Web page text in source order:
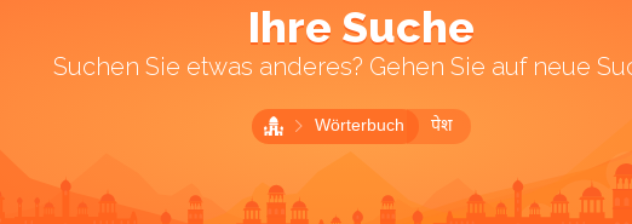
Ihre Suche
Suchen Sie etwas anderes? Gehen Sie auf neue
Wörterbuch पेश